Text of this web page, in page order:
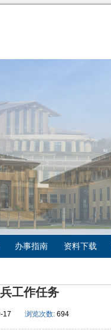
办事指南 资料下载
工作任务
17 浏览次数: 694